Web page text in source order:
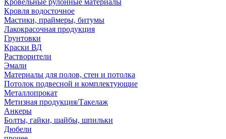
Кровельные рулонные материалы
Кровля водосточное
Мастики, праймеры, битумы
Лакокрасочная продукция
Грунтовки
Краски ВД
Растворители
Эмали
Материалы для полов, стен и потолка
Потолок подвесной и комплектующие
Металлопрокат
Метизная продукция/Такелаж
Анкеры
Болты, гайки, шайбы, шпильки
Дюбели